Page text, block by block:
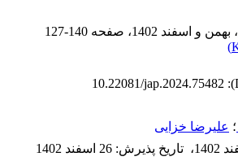
، بهمن و اسفند 1402 ، صفحه 127-140
)
10.22081/jap.2024.75482
؛ علیرضا خزایی
، تاریخ پذیرش: 26 اسفند 1402